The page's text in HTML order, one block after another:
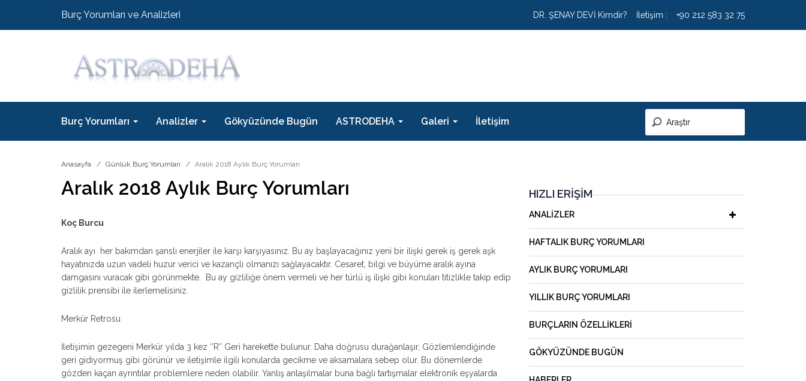
Burç Yorumları ve Analizleri DR. ŞENAY DEVİ Kimdir? İletişim : +90 212 583 32 75
Burç Yorumları Analizler Gökyüzünde Bugün ASTRODEHA Galeri İletişim
Anasayfa Günlük Burç Yorumları Aralık 2018 Aylık Burç Yorumları
Aralık 2018 Aylık Burç Yorumları
Koç Burcu
Aralık ayı her bakımdan şanslı enerjiler ile karşı karşıyasınız. Bu ay başlayacağınız yeni bir ilişki gerek iş gerek aşk
hayatınızda uzun vadeli huzur verici ve kazançlı olmanızı sağlayacaktır. Cesaret, bilgi ve büyüme aralık ayına
damgasını vuracak gibi görünmekte. Bu ay gizliliğe önem vermeli ve her türlü iş ilişki gibi konuları titizlikle takip edip
gizlilik prensibi ile ilerlemelisiniz.
Merkür Retrosu
İletişimin gezegeni Merkür yılda 3 kez ‘’R’’ Geri harekette bulunur. Daha doğrusu durağanlaşır, Gözlemlendiğinde
geri gidiyormuş gibi görünür ve iletişimle ilgili konularda gecikme ve aksamalara sebep olur. Bu dönemlerde
gözden kaçan ayrıntılar problemlere neden olabilir. Yanlış anlaşılmalar buna bağlı tartışmalar elektronik eşyalarda
HIZLI ERIŞIM
ANALIZLER
HAFTALIK BURÇ YORUMLARI
AYLIK BURÇ YORUMLARI
YILLIK BURÇ YORUMLARI
BURÇLARIN ÖZELLIKLERI
GÖKYÜZÜNDE BUGÜN